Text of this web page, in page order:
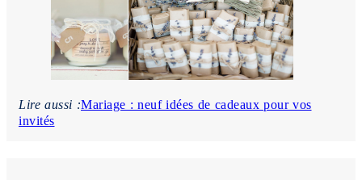
Lire aussi :Mariage : neuf idées de cadeaux pour vos
invités